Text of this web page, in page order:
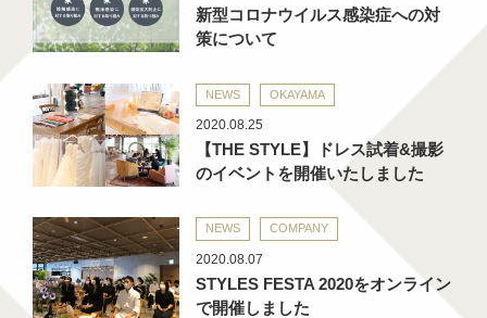
新型コロナウイルス感染症への対
策について
NEWS OKAYAMA
2020.08.25
【THE STYLE】ドレス試着&撮影
のイベントを開催いたしました
NEWS COMPANY
2020.08.07
STYLES FESTA 2020をオンライン
で開催しました